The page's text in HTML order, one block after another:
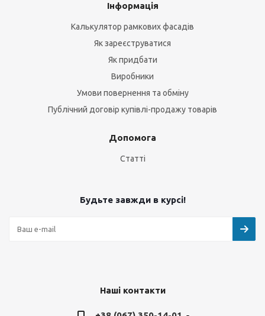
Інформація
Калькулятор рамкових фасадів
Як зареєструватися
Як придбати
Виробники
Умови повернення та обміну
Публічний договір купівлі-продажу товарів
Допомога
Статті
Будьте завжди в курсі!
Наші контакти